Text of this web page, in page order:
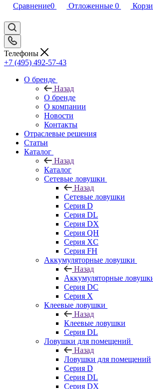
Сравнение0 Отложенные 0
Телефоны
+7 (495) 492-57-43
О бренде
Назад
О бренде
О компании
Новости
Контакты
Отраслевые решения
Статьи
Каталог
Назад
Каталог
Сетевые ловушки
Назад
Сетевые ловушки
Серия D
Серия DL
Серия DX
Серия QH
Серия XC
Серия FH
Аккумуляторные ловушки
Назад
Аккумуляторные
Серия DC
Серия X
Клеевые ловушки
Назад
Клеевые ловушки
Серия DL
Ловушки для помещений
Назад
Ловушки для помещений
Серия D
Серия DL
Серия DX